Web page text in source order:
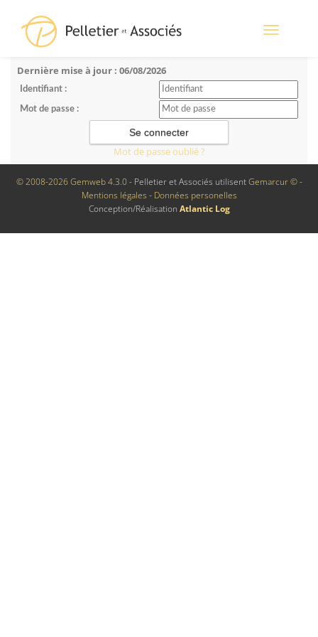
Toggle
Dernière mise à jour : 06/08/2026
Identifiant :
Mot de passe :
Mot de passe oublié ?
© 2008-2026 Gemweb 4.3.0- Pelletier et Associés utilisentGemarcur ©-
Mentions légales - Données personelles
Conception/Réalisation Atlantic Log